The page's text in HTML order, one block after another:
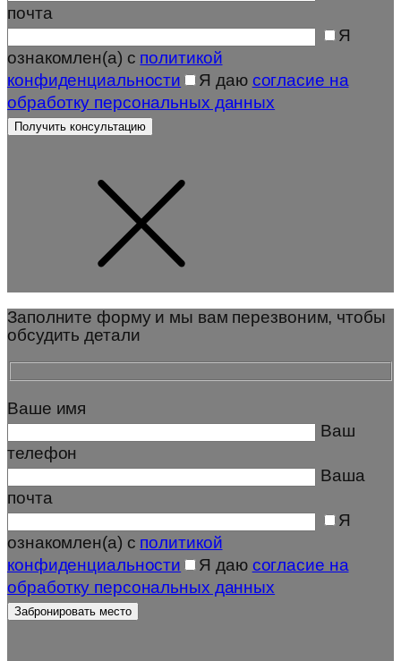
почта
Я
ознакомлен(а) с политикой
конфиденциальности
Я даю согласие на
обработку персональных данных
Заполните форму и мы вам перезвоним, чтобы
обсудить детали
Ваше имя
Ваш
телефон
Ваша
почта
Я
ознакомлен(а) с политикой
конфиденциальности
Я даю согласие на
обработку персональных данных